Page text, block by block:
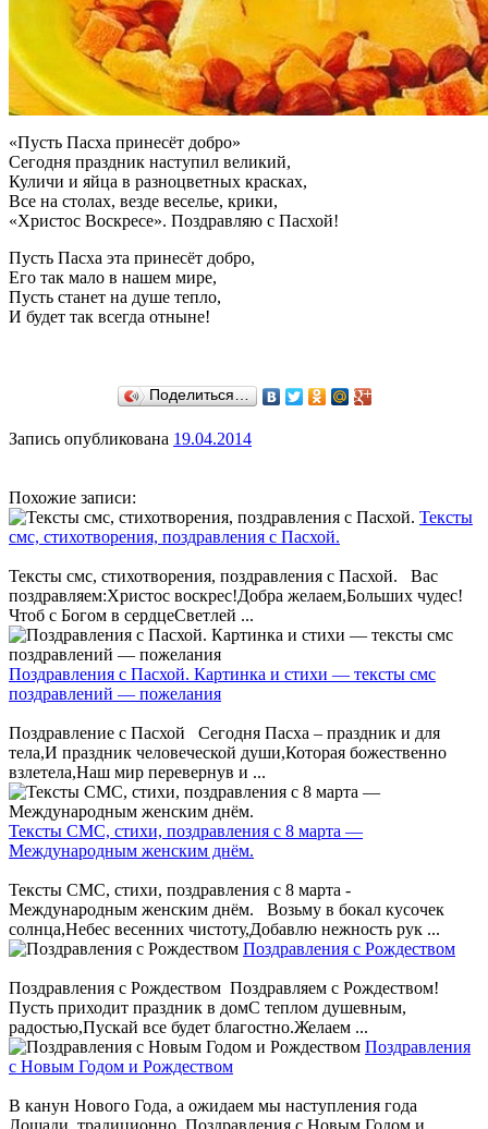
«Пусть Пасха принесёт добро»
Сегодня праздник наступил великий,
Куличи и яйца в разноцветных красках,
Все на столах, везде веселье, крики,
«Христос Воскресе». Поздравляю с Пасхой!
Пусть Пасха эта принесёт добро,
Его так мало в нашем мире,
Пусть станет на душе тепло,
И будет так всегда отныне!
Поделиться…
Запись опубликована 19.04.2014
Похожие записи:
Тексты
смс, стихотворения, поздравления с Пасхой.
Тексты смс, стихотворения, поздравления с Пасхой. Вас
поздравляем:Христос воскрес!Добра желаем,Больших чудес!
Чтоб с Богом в сердцеСветлей ...
Поздравления с Пасхой. Картинка и стихи — тексты смс
поздравлений — пожелания
Поздравление с Пасхой Сегодня Пасха – праздник и для
тела,И праздник человеческой души,Которая божественно
взлетела,Наш мир перевернув и ...
Тексты СМС, стихи, поздравления с 8 марта —
Международным женским днём.
Тексты СМС, стихи, поздравления с 8 марта -
Международным женским днём. Возьму в бокал кусочек
солнца,Небес весенних чистоту,Добавлю нежность рук ...
Поздравления с Рождеством
Поздравления с Рождеством Поздравляем с Рождеством!
Пусть приходит праздник в домС теплом душевным,
радостью,Пускай все будет благостно.Желаем ...
Поздравления
с Новым Годом и Рождеством
В канун Нового Года, а ожидаем мы наступления года
Лошади, традиционно Поздравления с Новым Годом и